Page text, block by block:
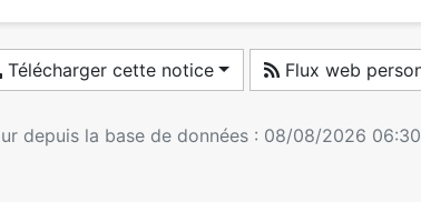
Télécharger cette notice Flux web
depuis la base de données : 08/08/2026